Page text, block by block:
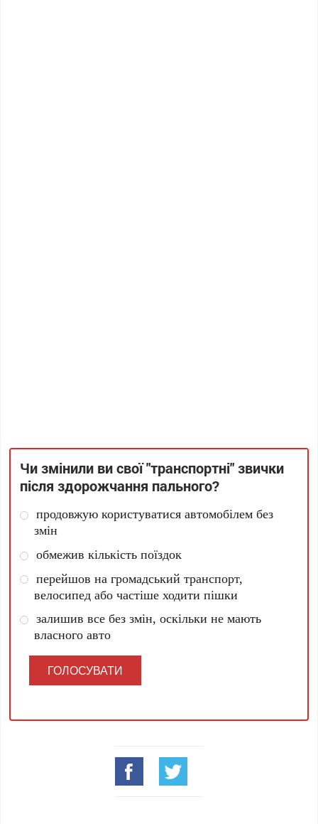
Чи змінили ви свої "транспортні" звички
після здорожчання пального?
продовжую користуватися автомобілем без
змін
обмежив кількість поїздок
перейшов на громадський транспорт,
велосипед або частіше ходити пішки
залишив все без змін, оскільки не мають
власного авто